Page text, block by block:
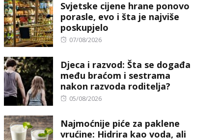
Svjetske cijene hrane ponovo
porasle, evo i šta je najviše
poskupjelo
Posted
07/08/2026
Djeca i razvod: Šta se događa
među braćom i sestrama
nakon razvoda roditelja?
Posted
05/08/2026
Najmoćnije piće za paklene
vrućine: Hidrira kao voda, ali